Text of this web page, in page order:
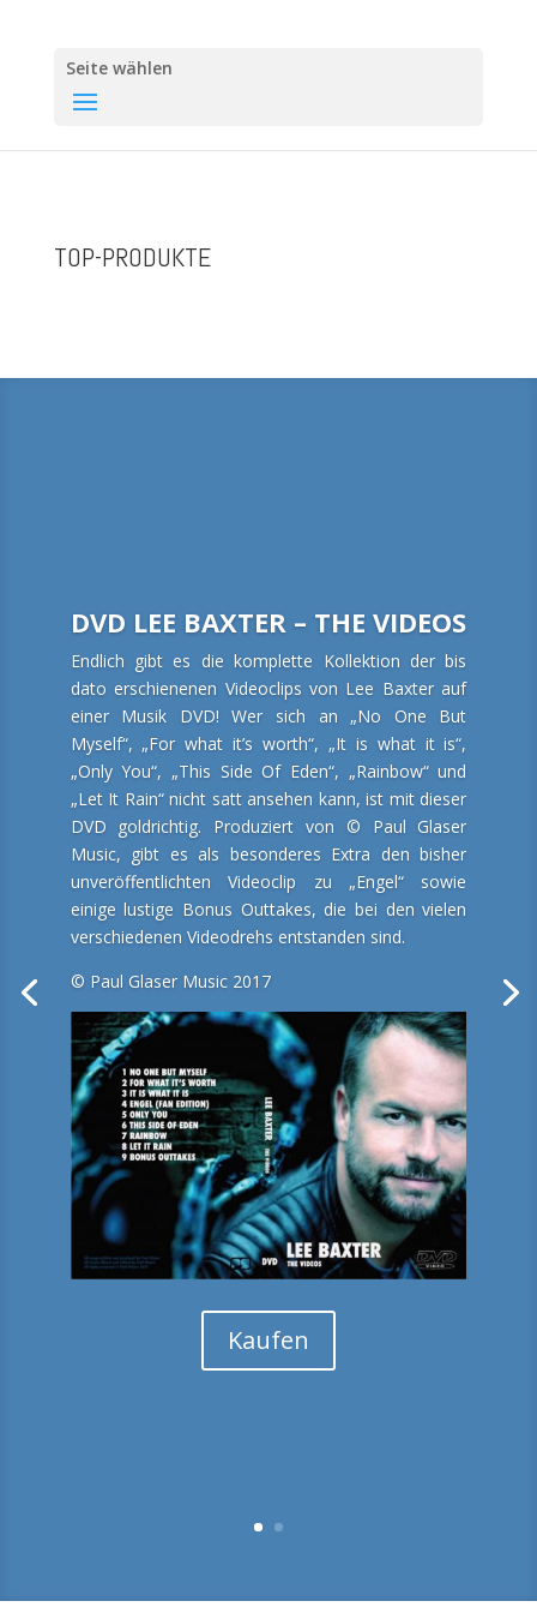
Seite wählen
TOP-PRODUKTE
DVD LEE BAXTER – THE VIDEOS
Endlich gibt es die komplette Kollektion der bis
dato erschienenen Videoclips von Lee Baxter auf
einer Musik DVD! Wer sich an „No One But
Myself“, „For what it’s worth“, „It is what it is“,
„Only You“, „This Side Of Eden“, „Rainbow“ und
„Let It Rain“ nicht satt ansehen kann, ist mit dieser
DVD goldrichtig. Produziert von © Paul Glaser
Music, gibt es als besonderes Extra den bisher
unveröffentlichten Videoclip zu „Engel“ sowie
einige lustige Bonus Outtakes, die bei den vielen
verschiedenen Videodrehs entstanden sind.
© Paul Glaser Music 2017
Kaufen